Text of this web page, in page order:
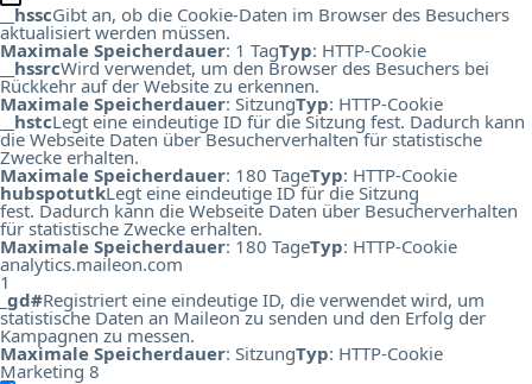
__hsscGibt an, ob die Cookie-Daten im Browser des Besuchers
aktualisiert werden müssen.
Maximale Speicherdauer: 1 TagTyp: HTTP-Cookie
__hssrcWird verwendet, um den Browser des Besuchers bei
Rückkehr auf der Website zu erkennen.
Maximale Speicherdauer: SitzungTyp: HTTP-Cookie
__hstcLegt eine eindeutige ID für die Sitzung fest. Dadurch kann
die Webseite Daten über Besucherverhalten für statistische
Zwecke erhalten.
Maximale Speicherdauer: 180 TageTyp: HTTP-Cookie
hubspotutkLegt eine eindeutige ID für die Sitzung
fest. Dadurch kann die Webseite Daten über Besucherverhalten
für statistische Zwecke erhalten.
Maximale Speicherdauer: 180 TageTyp: HTTP-Cookie
analytics.maileon.com
1
_gd#Registriert eine eindeutige ID, die verwendet wird, um
statistische Daten an Maileon zu senden und den Erfolg der
Kampagnen zu messen.
Maximale Speicherdauer: SitzungTyp: HTTP-Cookie
Marketing 8